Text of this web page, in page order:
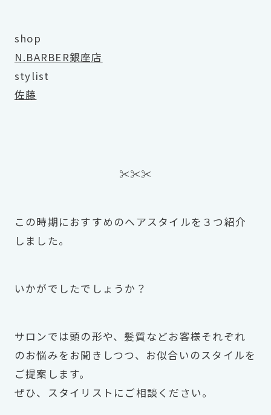
shop
N.BARBER銀座店
stylist
佐藤
✂︎✂︎✂︎
この時期におすすめのヘアスタイルを３つ紹介
しました。
いかがでしたでしょうか？
サロンでは頭の形や、髪質などお客様それぞれ
のお悩みをお聞きしつつ、お似合いのスタイルを
ご提案します。
ぜひ、スタイリストにご相談ください。